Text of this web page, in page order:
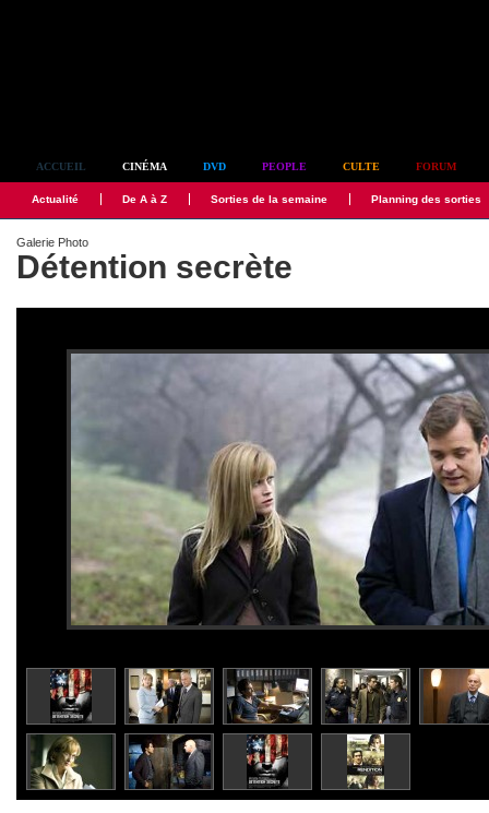
ACCUEIL CINÉMA DVD PEOPLE CULTE FORUM
Actualité De A à Z Sorties de la semaine Planning des sorties
Galerie Photo
Détention secrète